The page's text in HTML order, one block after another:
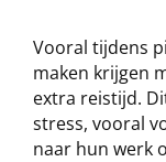
Vooral tijdens
maken krijgen
extra reistijd.
stress, vooral
naar hun werk